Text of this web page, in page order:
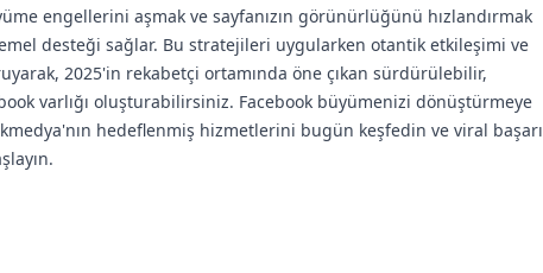
engellerini aşmak ve sayfanızın görünürlüğünü hızlandırmak
desteği sağlar. Bu stratejileri uygularken otantik etkileşimi ve
2025'in rekabetçi ortamında öne çıkan sürdürülebilir,
varlığı oluşturabilirsiniz. Facebook büyümenizi dönüştürmeye
hedeflenmiş hizmetlerini bugün keşfedin ve viral başarı